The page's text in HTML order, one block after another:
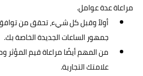
مراعاة عدة عوامل.
أولاً وقبل كل شيء، تحقق من
جمهور الساعات الجديدة الخاصة بك.
من المهم أيضًا مراعاة قيم
علامتك التجارية.